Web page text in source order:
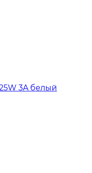
3A белый